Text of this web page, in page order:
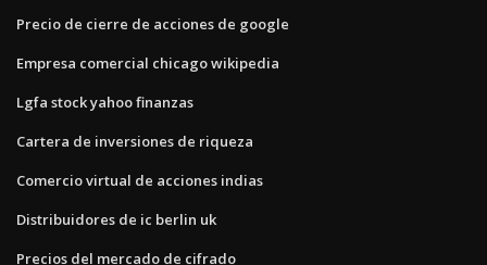
Precio de cierre de acciones de google
Empresa comercial chicago wikipedia
Lgfa stock yahoo finanzas
Cartera de inversiones de riqueza
Comercio virtual de acciones indias
Distribuidores de ic berlin uk
Precios del mercado de cifrado